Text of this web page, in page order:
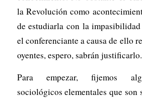
la Revolución como
de estudiarla con la
el conferenciante a causa de ello
oyentes, espero, sabrán justificarlo.
Para empezar, fijemos
sociológicos elementales que son